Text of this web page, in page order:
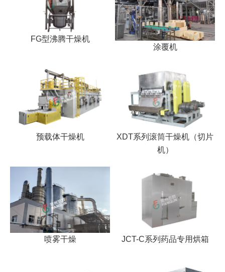
FG型沸腾干燥机
涂覆机
预载体干燥机
XDT系列滚筒干燥机（切片
机）
喷雾干燥 JCT-C系列药品专用烘箱